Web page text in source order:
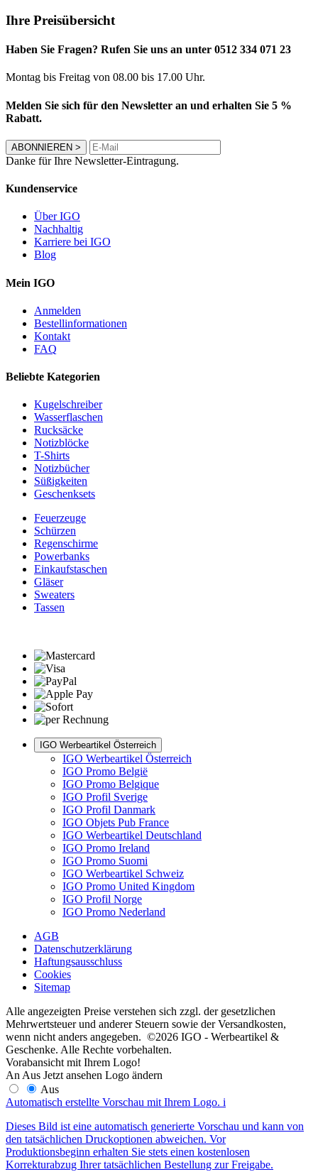
Ihre Preisübersicht
Haben Sie Fragen? Rufen Sie uns an unter 0512 334 071 23
Montag bis Freitag von 08.00 bis 17.00 Uhr.
Melden Sie sich für den Newsletter an und erhalten Sie 5 %
Rabatt.
ABONNIEREN >
Danke für Ihre Newsletter-Eintragung.
Kundenservice
Über IGO
Nachhaltig
Karriere bei IGO
Blog
Mein IGO
Anmelden
Bestellinformationen
Kontakt
FAQ
Beliebte Kategorien
Kugelschreiber
Wasserflaschen
Rucksäcke
Notizblöcke
T-Shirts
Notizbücher
Süßigkeiten
Geschenksets
Feuerzeuge
Schürzen
Regenschirme
Powerbanks
Einkaufstaschen
Gläser
Sweaters
Tassen
IGO Werbeartikel Österreich
IGO Werbeartikel Österreich
IGO Promo België
IGO Promo Belgique
IGO Profil Sverige
IGO Profil Danmark
IGO Objets Pub France
IGO Werbeartikel Deutschland
IGO Promo Ireland
IGO Promo Suomi
IGO Werbeartikel Schweiz
IGO Promo United Kingdom
IGO Profil Norge
IGO Promo Nederland
AGB
Datenschutzerklärung
Haftungsausschluss
Cookies
Sitemap
Alle angezeigten Preise verstehen sich zzgl. der gesetzlichen
Mehrwertsteuer und anderer Steuern sowie der Versandkosten,
wenn nicht anders angegeben. ©2026 IGO - Werbeartikel &
Geschenke. Alle Rechte vorbehalten.
Vorabansicht mit Ihrem Logo!
AnAus Jetzt ansehen Logo ändern
Aus
Automatisch erstellte Vorschau mit Ihrem Logo. i
Dieses Bild ist eine automatisch generierte Vorschau und kann von
den tatsächlichen Druckoptionen abweichen. Vor
Produktionsbeginn erhalten Sie stets einen kostenlosen
Korrekturabzug Ihrer tatsächlichen Bestellung zur Freigabe.